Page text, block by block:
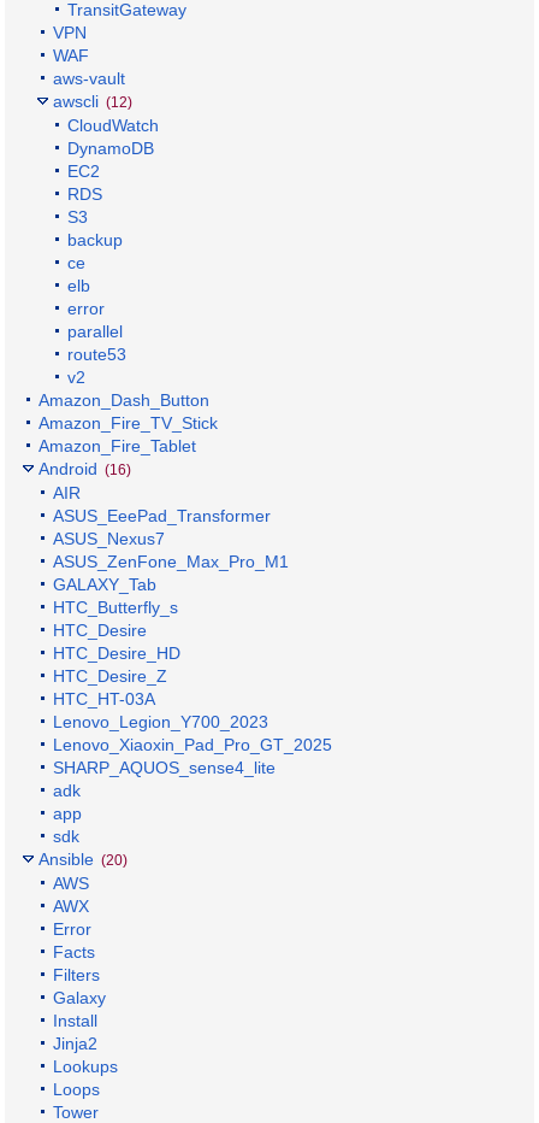
TransitGateway
VPN
WAF
aws-vault
awscli (12)
CloudWatch
DynamoDB
EC2
RDS
S3
backup
ce
elb
error
parallel
route53
v2
Amazon_Dash_Button
Amazon_Fire_TV_Stick
Amazon_Fire_Tablet
Android (16)
AIR
ASUS_EeePad_Transformer
ASUS_Nexus7
ASUS_ZenFone_Max_Pro_M1
GALAXY_Tab
HTC_Butterfly_s
HTC_Desire
HTC_Desire_HD
HTC_Desire_Z
HTC_HT-03A
Lenovo_Legion_Y700_2023
Lenovo_Xiaoxin_Pad_Pro_GT_2025
SHARP_AQUOS_sense4_lite
adk
app
sdk
Ansible (20)
AWS
AWX
Error
Facts
Filters
Galaxy
Install
Jinja2
Lookups
Loops
Tower